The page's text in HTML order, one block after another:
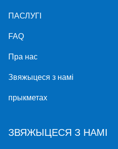
ПАСЛУГІ
FAQ
Пра нас
Звяжыцеся з намі
прыкметах
ЗВЯЖЫЦЕСЯ З НАМІ